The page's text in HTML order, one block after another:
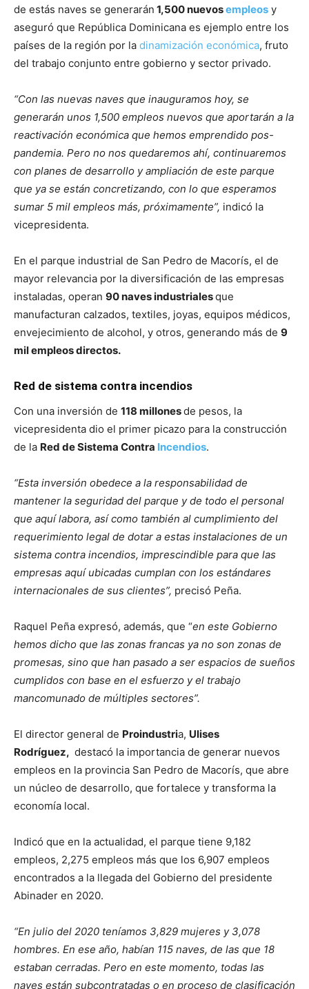
de estás naves se generarán 1,500 nuevosempleos y
aseguró que República Dominicana es ejemplo entre los
países de la región por la dinamización económica, fruto
del trabajo conjunto entre gobierno y sector privado.
“Con las nuevas naves que inauguramos hoy, se
generarán unos 1,500 empleos nuevos que aportarán a la
reactivación económica que hemos emprendido pos-
pandemia. Pero no nos quedaremos ahí, continuaremos
con planes de desarrollo y ampliación de este parque
que ya se están concretizando, con lo que esperamos
sumar 5 mil empleos más, próximamente”, indicó la
vicepresidenta.
En el parque industrial de San Pedro de Macorís, el de
mayor relevancia por la diversificación de las empresas
instaladas, operan 90 naves industrialesque
manufacturan calzados, textiles, joyas, equipos médicos,
envejecimiento de alcohol, y otros, generando más de 9
mil empleos directos.
Red de sistema contra incendios
Con una inversión de 118 millonesde pesos, la
vicepresidenta dio el primer picazo para la construcción
de la Red de Sistema Contra Incendios.
“Esta inversión obedece a la responsabilidad de
mantener la seguridad del parque y de todo el personal
que aquí labora, así como también al cumplimiento del
requerimiento legal de dotar a estas instalaciones de un
sistema contra incendios, imprescindible para que las
empresas aquí ubicadas cumplan con los estándares
internacionales de sus clientes”, precisó Peña.
Raquel Peña expresó, además, que “en este Gobierno
hemos dicho que las zonas francas ya no son zonas de
promesas, sino que han pasado a ser espacios de sueños
cumplidos con base en el esfuerzo y el trabajo
mancomunado de múltiples sectores”.
El director general de Proindustria, Ulises
Rodríguez, destacó la importancia de generar nuevos
empleos en la provincia San Pedro de Macorís, que abre
un núcleo de desarrollo, que fortalece y transforma la
economía local.
Indicó que en la actualidad, el parque tiene 9,182
empleos, 2,275 empleos más que los 6,907 empleos
encontrados a la llegada del Gobierno del presidente
Abinader en 2020.
“En julio del 2020 teníamos 3,829 mujeres y 3,078
hombres. En ese año, habían 115 naves, de las que 18
estaban cerradas. Pero en este momento, todas las
naves están subcontratadas o en proceso de clasificación